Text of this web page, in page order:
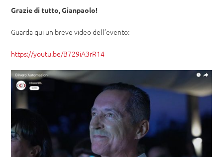
Grazie di tutto, Gianpaolo!
Guarda qui un breve video dell’evento:
https://youtu.be/B729iA3rR14